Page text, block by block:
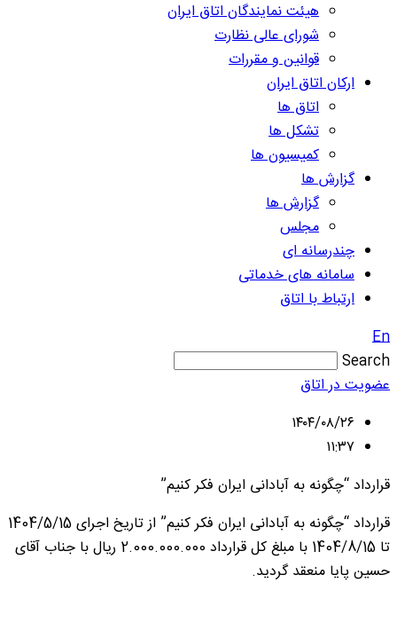
هیئت نمایندگان اتاق ایران
شورای عالی نظارت
قوانین و مقررات
ارکان اتاق ایران
اتاق ها
تشکل ها
کمیسیون ها
گزارش ها
گزارش ها
مجلس
چندرسانه ای
سامانه های خدماتی
ارتباط با اتاق
En
Search
عضویت در اتاق
۱۴۰۴/۰۸/۲۶
۱۱:۳۷
قرارداد “چگونه به آبادانی ایران فکر کنیم”
قرارداد “چگونه به آبادانی ایران فکر کنیم” از تاریخ اجرای 1404/5/15
تا 1404/8/15 با مبلغ کل قرارداد 2.000.000.000 ریال با جناب آقای
حسین پایا منعقد گردید.